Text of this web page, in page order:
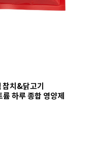
치&닭고기
하루 종합 영양제